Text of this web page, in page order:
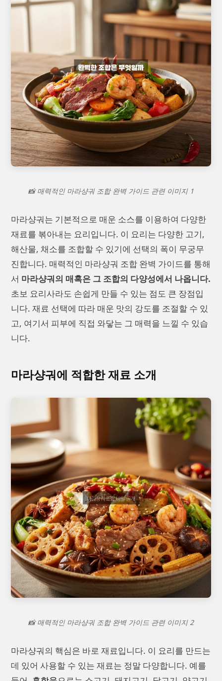
📸 매력적인 마라샹궈 조합 완벽 가이드 관련 이미지 1
마라샹궈는 기본적으로 매운 소스를 이용하여 다양한
재료를 볶아내는 요리입니다. 이 요리는 다양한 고기,
해산물, 채소를 조합할 수 있기에 선택의 폭이 무궁무
진합니다. 매력적인 마라샹궈 조합 완벽 가이드를 통해
서 마라샹궈의 매혹은 그 조합의 다양성에서 나옵니다.
초보 요리사라도 손쉽게 만들 수 있는 점도 큰 장점입
니다. 재료 선택에 따라 매운 맛의 강도를 조절할 수 있
고, 여기서 피부에 직접 와닿는 그 매력을 느낄 수 있습
니다.
마라샹궈에 적합한 재료 소개
📸 매력적인 마라샹궈 조합 완벽 가이드 관련 이미지 2
마라샹궈의 핵심은 바로 재료입니다. 이 요리를 만드는
데 있어 사용할 수 있는 재료는 정말 다양합니다. 예를